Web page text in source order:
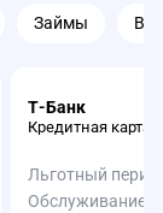
Займы
Т-Банк
Кредитная карта
Льготный
Обслуживание